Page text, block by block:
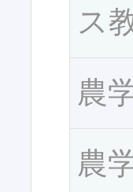
ス
農
農